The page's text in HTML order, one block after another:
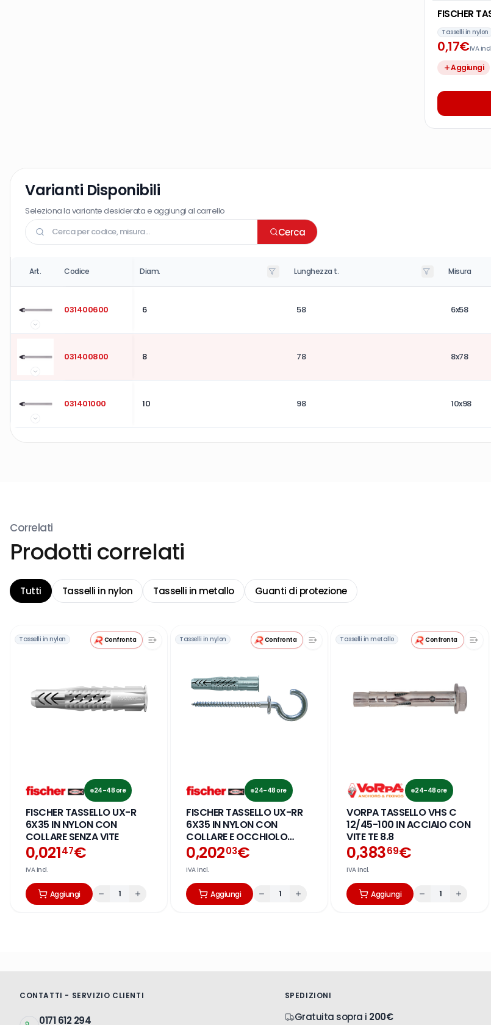
Tasselli in nylon
0,17€IVA incl.
Aggiungi
Varianti Disponibili
Seleziona la variante desiderata e aggiungi al carrello
Cerca
Art. Codice Diam. Lunghezza t. Misura
031400600 6 58 6x58
031400800 8 78 8x78
031401000 10 98 10x98
Correlati
Prodotti correlati
Tutti Tasselli in nylon Tasselli in metallo Guanti di protezione
Tasselli in nylon Confronta
24–48 ore
FISCHER TASSELLO UX-R
6X35 IN NYLON CON
COLLARE SENZA VITE
0,02147€
IVA incl.
Aggiungi 1
Tasselli in nylon Confronta
24–48 ore
FISCHER TASSELLO UX-RR
6X35 IN NYLON CON
COLLARE E OCCHIOLO
APERTO
0,20203€
IVA incl.
Aggiungi 1
Tasselli in metallo Confronta
24–48 ore
VORPA TASSELLO VHS C
12/45-100 IN ACCIAIO CON
VITE TE 8.8
0,38369€
IVA incl.
Aggiungi 1
CONTATTI - SERVIZIO CLIENTI
0171 612 294
SPEDIZIONI
Gratuita sopra i 200€